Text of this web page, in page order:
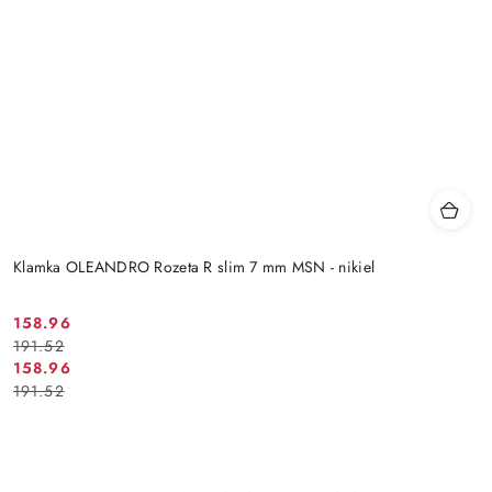
Klamka OLEANDRO Rozeta R slim 7 mm MSN - nikiel
Cena
promocyjna:
158.96
Cena
przed
promocją:
191.52
Cena
promocyjna:
158.96
Cena
przed
191.52